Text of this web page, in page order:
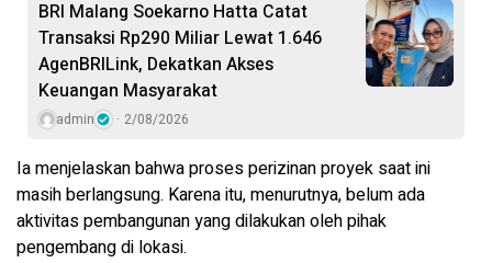
BRI Malang Soekarno Hatta Catat
Transaksi Rp290 Miliar Lewat 1.646
AgenBRILink, Dekatkan Akses
Keuangan Masyarakat
admin 2/08/2026
Ia menjelaskan bahwa proses perizinan proyek saat ini
masih berlangsung. Karena itu, menurutnya, belum ada
aktivitas pembangunan yang dilakukan oleh pihak
pengembang di lokasi.